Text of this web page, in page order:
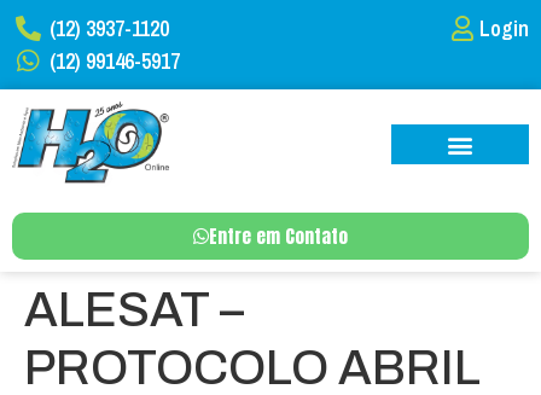
(12) 3937-1120
(12) 99146-5917
Login
Entre em Contato
ALESAT –
PROTOCOLO ABRIL